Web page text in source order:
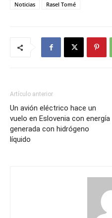
Noticias
Rasel Tomé
Artículo anterior
Un avión eléctrico hace un
vuelo en Eslovenia con energía
generada con hidrógeno
líquido